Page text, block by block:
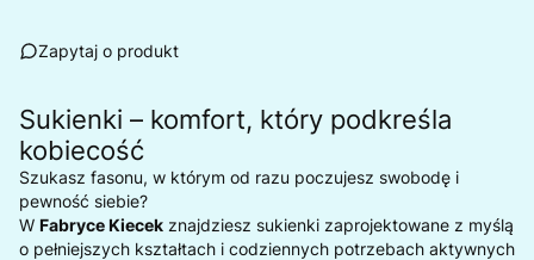
Zapytaj o produkt
Sukienki – komfort, który podkreśla
kobiecość
Szukasz fasonu, w którym od razu poczujesz swobodę i
pewność siebie?
W Fabryce Kiecek znajdziesz sukienki zaprojektowane z myślą
o pełniejszych kształtach i codziennych potrzebach aktywnych